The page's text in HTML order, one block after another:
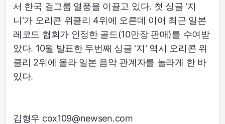
서 한국 걸그룹 열풍을 이끌고 있다. 첫 싱글 '지
니'가 오리콘 위클리 4위에 오른데 이어 최근 일본
레코드 협회가 인정한 골드(10만장 판매)를 수여받
았다. 10월 발표한 두번째 싱글 '지' 역시 오리콘 위
클리 2위에 올라 일본 음악 관계자를 놀라게 한 바
있다.
김형우 cox109@newsen.com